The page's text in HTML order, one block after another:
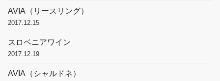
AVIA（リースリング）
2017.12.15
スロベニアワイン
2017.12.19
AVIA（シャルドネ）